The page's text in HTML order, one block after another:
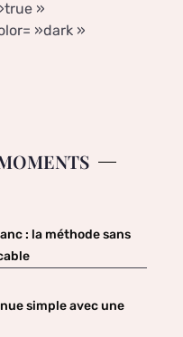
»
»dark »
: la méthode sans
simple avec une